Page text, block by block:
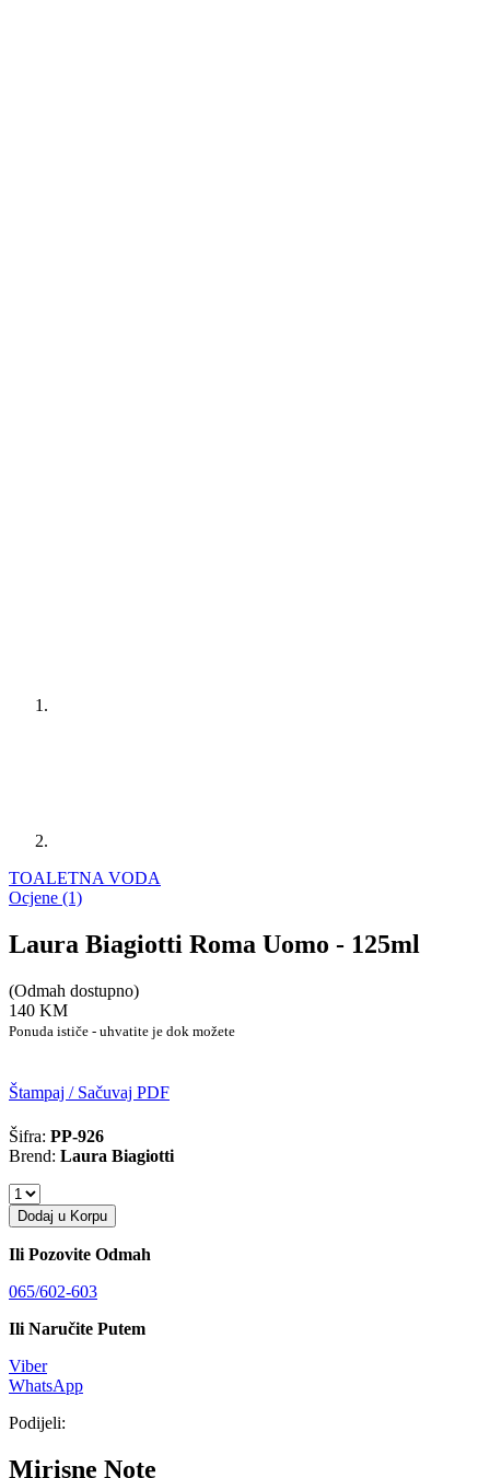
TOALETNA VODA
Ocjene (1)
Laura Biagiotti Roma Uomo - 125ml
(Odmah dostupno)
140 KM
Ponuda ističe - uhvatite je dok možete
Štampaj / Sačuvaj PDF
Šifra: PP-926
Brend: Laura Biagiotti
Dodaj u Korpu
Ili Pozovite Odmah
065/602-603
Ili Naručite Putem
Viber
WhatsApp
Podijeli:
Mirisne Note